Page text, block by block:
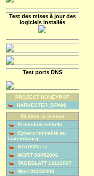
Test des mises à jour des
logiciels installés
Test ports DNS
PROJECT HONEYPOT
HARVESTER (SPAM)
IM dans la presse
Protection enfants
Cybercriminalité au
Luxembourg
STATION.LU
WORT 08052006
TAGEBLATT 13112007
Wort 04102008